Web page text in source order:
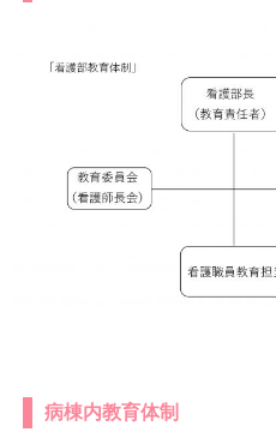
病棟内教育体制